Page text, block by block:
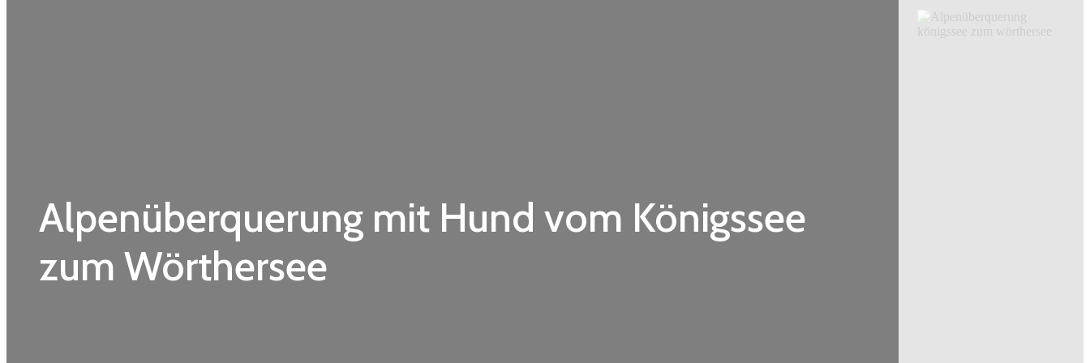
Alpenüberquerung mit Hund vom Königssee
zum Wörthersee